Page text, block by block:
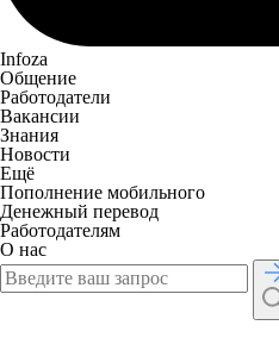
Infoza
Общение
Работодатели
Вакансии
Знания
Новости
Ещё
Пополнение мобильного
Денежный перевод
Работодателям
О нас